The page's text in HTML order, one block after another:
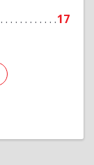
17
Подробнее